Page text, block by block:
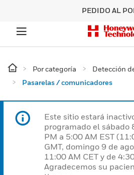
PEDIDO AL
Por categoría Detección
Pasarelas / comunicadores
Este sitio estará
programado el sábado
PM a 5:00 AM EST
GMT, domingo 9 de
11:00 AM CET y de
Agradecemos su